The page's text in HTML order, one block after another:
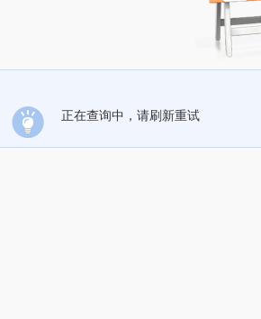
正在查询中，请刷新重试